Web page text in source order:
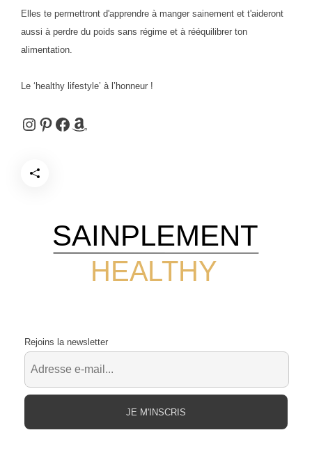
Elles te permettront d'apprendre à manger sainement et t'aideront
aussi à perdre du poids sans régime et à rééquilibrer ton
alimentation.
Le ‘healthy lifestyle’ à l’honneur !
Instagram
Pinterest
Facebook
Amazon
HEALTHY
SAINPLEMENT
Rejoins la newsletter
JE M'INSCRIS